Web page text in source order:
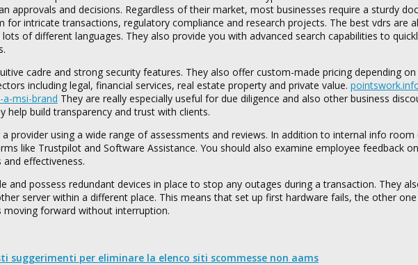
approvals and decisions. Regardless of their market, most businesses require a sturdy
intricate transactions, regulatory compliance and research projects. The best vdrs are
of different languages. They also provide you with advanced search capabilities to
cadre and strong security features. They also offer custom-made pricing depending
including legal, financial services, real estate property and private value.
msi-brand They are really especially useful for due diligence and also other business
help build transparency and trust with clients.
provider using a wide range of assessments and reviews. In addition to internal info room
like Trustpilot and Software Assistance. You should also examine employee feedback
and effectiveness.
and possess redundant devices in place to stop any outages during a transaction. They
server within a different place. This means that set up first hardware fails, the other
forward without interruption.
suggerimenti per eliminare la elenco siti scommesse non aams